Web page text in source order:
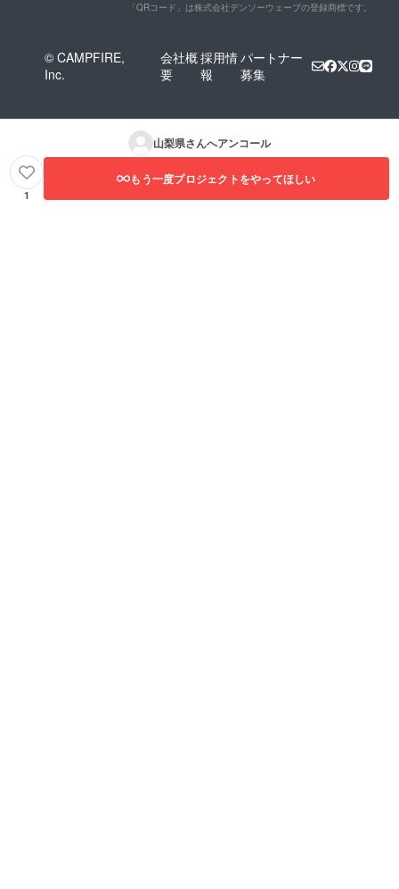
た、数
業のひ
とつで
程で
新幸謹
羽毛合
掛けふ
「QRコード」は株式会社デンソーウェーブの登録商標です。
© CAMPFIRE,
Inc.
会社概
要
採用情
報
パートナー
募集
山梨県さんへアンコール
1
もう一度プロジェクトをやってほしい